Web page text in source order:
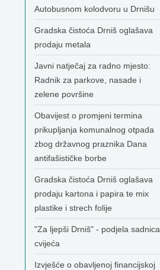
Autobusnom kolodvoru u Drnišu
Gradska čistoća Drniš oglašava
prodaju metala
Javni natječaj za radno mjesto:
Radnik za parkove, nasade i
zelene površine
Obavijest o promjeni termina
prikupljanja komunalnog otpada
zbog državnog praznika Dana
antifašističke borbe
Gradska čistoća Drniš oglašava
prodaju kartona i papira te mix
plastike i strech folije
"Za ljepši Drniš" - podjela sadnica
cvijeća
Izvješće o obavljenoj financijskoj